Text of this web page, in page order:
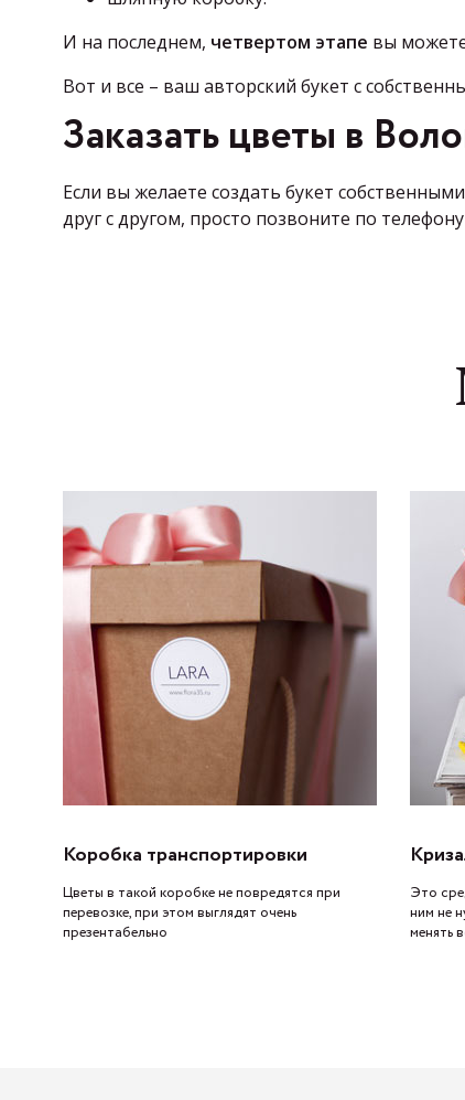
И на последнем, четвертом этапе вы
Вот и все – ваш авторский букет с
Заказать цветы в
Если вы желаете создать букет
друг с другом, просто позвоните по
Коробка транспортировки
Цветы в такой коробке не повредятся при
перевозке, при этом выглядят очень
презентабельно
Это
ним не
менять